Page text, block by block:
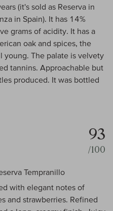
(it's sold as Reserva in
in Spain). It has 14%
grams of acidity. It has a
oak and spices, the
young. The palate is velvety
tannins. Approachable but
produced. It was bottled
93
/100
Tempranillo
with elegant notes of
and strawberries. Refined